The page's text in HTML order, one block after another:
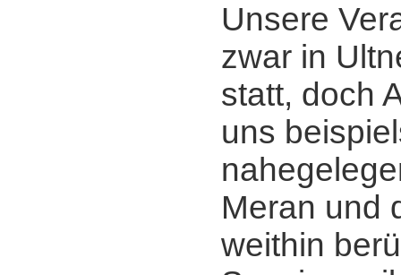
Unsere
zwar in
statt, doch
uns
Meran und
weithin